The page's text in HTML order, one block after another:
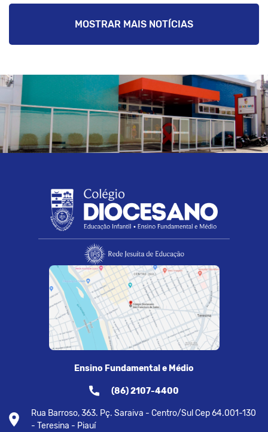
MOSTRAR MAIS NOTÍCIAS
Ensino Fundamental e Médio
(86) 2107-4400
Rua Barroso, 363. Pç. Saraiva - Centro/Sul Cep 64.001-130
- Teresina - Piauí